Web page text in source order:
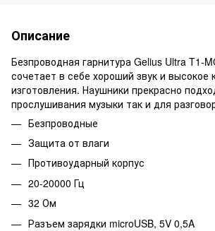
Описание
Безпроводная гарнитура Gelius Ultra T1-
сочетает в себе хороший звук и высокое
изготовления. Наушники прекрасно
прослушивания музыки так и для
Безпроводные
Защита от влаги
Противоударный корпус
20-20000 Гц
32 Ом
Разъем зарядки microUSB, 5V 0,5A